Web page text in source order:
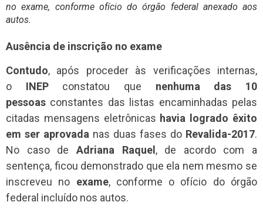
no exame, conforme ofício do órgão federal anexado aos
autos.
Ausência de inscrição no exame
Contudo, após proceder às verificações internas,
o INEPconstatou que nenhuma das 10
pessoas constantes das listas encaminhadas pelas
citadas mensagens eletrônicas havia logrado êxito
em ser aprovada nas duas fases do Revalida-2017.
No caso de Adriana Raquel , de acordo com a
sentença, ficou demonstrado que ela nem mesmo se
inscreveu no exame, conforme o ofício do órgão
federal incluído nos autos.